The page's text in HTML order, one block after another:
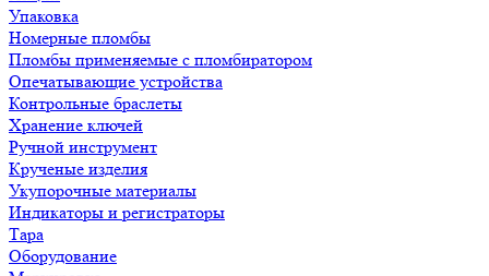
Упаковка
Номерные пломбы
Пломбы применяемые с пломбиратором
Опечатывающие устройства
Контрольные браслеты
Хранение ключей
Ручной инструмент
Крученые изделия
Укупорочные материалы
Индикаторы и регистраторы
Тара
Оборудование